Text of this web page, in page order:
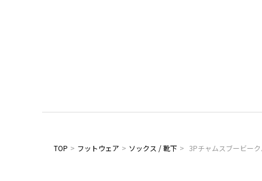
TOP > フットウェア > ソックス / 靴下 > 3Pチャムスブービー